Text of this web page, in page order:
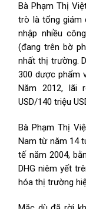
Bà Phạm Thị
trò là tổng giám
nhập nhiều
(đang trên bờ
nhất thị trường.
300 dược phẩm
Năm 2012, lãi
USD/140 triệu
Bà Phạm Thị
Nam từ năm 14
tế năm 2004,
DHG niêm yết
hóa thị trường